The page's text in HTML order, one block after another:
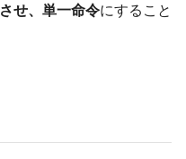
せ、単一命令にすること